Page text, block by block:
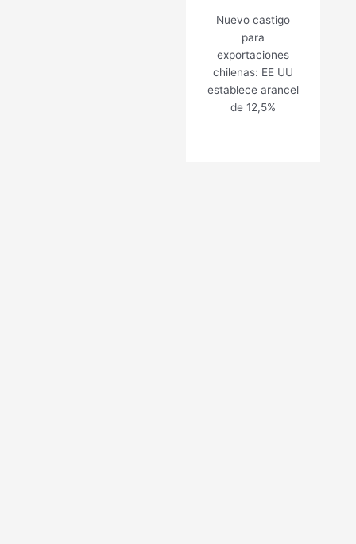
Nuevo castigo
para
exportaciones
chilenas: EE UU
establece arancel
de 12,5%